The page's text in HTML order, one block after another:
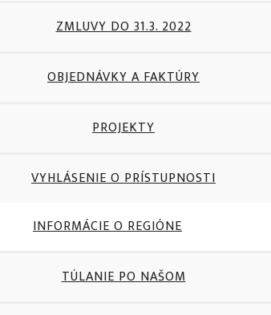
ZMLUVY DO 31.3. 2022
OBJEDNÁVKY A FAKTÚRY
PROJEKTY
VYHLÁSENIE O PRÍSTUPNOSTI
INFORMÁCIE O REGIÓNE
TÚLANIE PO NAŠOM